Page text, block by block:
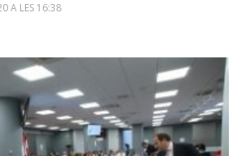
A LES 16:38